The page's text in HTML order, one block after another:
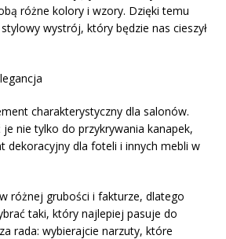
różne kolory i wzory. Dzięki temu
wystrój, który będzie nas cieszył
charakterystyczny dla salonów.
nie tylko do przykrywania kanapek,
dekoracyjny dla foteli i innych mebli w
różnej grubości i fakturze, dlatego
taki, który najlepiej pasuje do
rada: wybierajcie narzuty, które